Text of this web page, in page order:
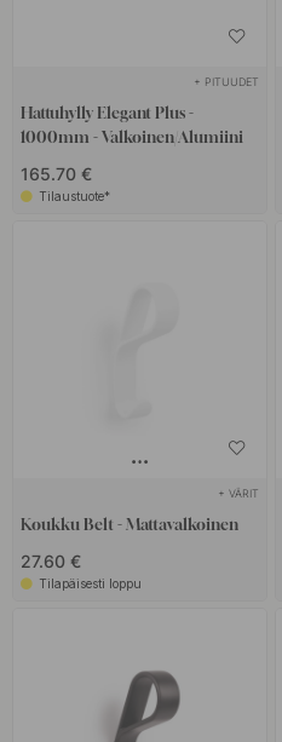
+ PITUUDET
Hattuhylly Elegant Plus -
1000mm - Valkoinen/Alumiini
165.70 €
Tilaustuote*
+ VÄRIT
Koukku Belt - Mattavalkoinen
27.60 €
Tilapäisesti loppu